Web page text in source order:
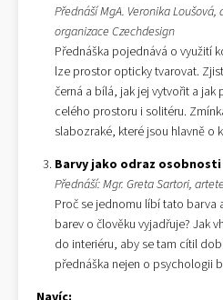
Přednáší MgA. Veronika
organizace Czechdesign
Přednáška pojednává o využití
lze prostor opticky tvarovat.
černá a bílá, jak jej vytvořit a
celého prostoru i solitéru.
slabozraké, které jsou hlavně o
Barvy jako odraz osobnosti
Přednáší: Mgr. Greta Sartori,
Proč se jednomu líbí tato barva
barev o člověku vyjadřuje? Jak
do interiéru, aby se tam cítil
přednáška nejen o psychologii